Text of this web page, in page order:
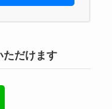
ただけます